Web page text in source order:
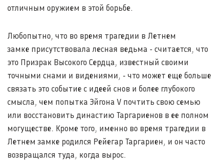
отличным оружием в этой борьбе.
Любопытно, что во время трагедии в Летнем
замке присутствовала лесная ведьма - считается, что
это Призрак Высокого Сердца, известный своими
точными снами и видениями, - что может еще больше
связать это событие с идеей снов и более глубокого
смысла, чем попытка Эйгона V почтить свою семью
или восстановить династию Таргариенов в ее полном
могуществе. Кроме того, именно во время трагедии в
Летнем замке родился Рейегар Таргариен, и он часто
возвращался туда, когда вырос.